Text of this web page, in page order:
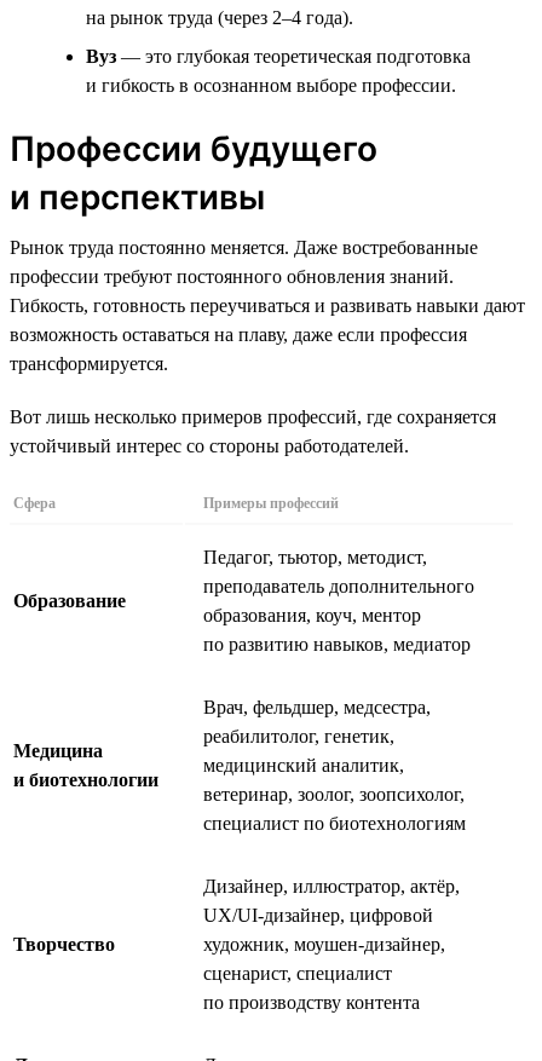
на рынок труда (через 2–4 года).
Вуз — это глубокая теоретическая подготовка
и гибкость в осознанном выборе профессии.
Профессии будущего
и перспективы
Рынок труда постоянно меняется. Даже востребованные
профессии требуют постоянного обновления знаний.
Гибкость, готовность переучиваться и развивать навыки дают
возможность оставаться на плаву, даже если профессия
трансформируется.
Вот лишь несколько примеров профессий, где сохраняется
устойчивый интерес со стороны работодателей.
Сфера Примеры профессий
Образование
Педагог, тьютор, методист,
преподаватель дополнительного
образования, коуч, ментор
по развитию навыков, медиатор
Медицина
и биотехнологии
Врач, фельдшер, медсестра,
реабилитолог, генетик,
медицинский аналитик,
ветеринар, зоолог, зоопсихолог,
специалист по биотехнологиям
Творчество
Дизайнер, иллюстратор, актёр,
UX/UI-дизайнер, цифровой
художник, моушен-дизайнер,
сценарист, специалист
по производству контента